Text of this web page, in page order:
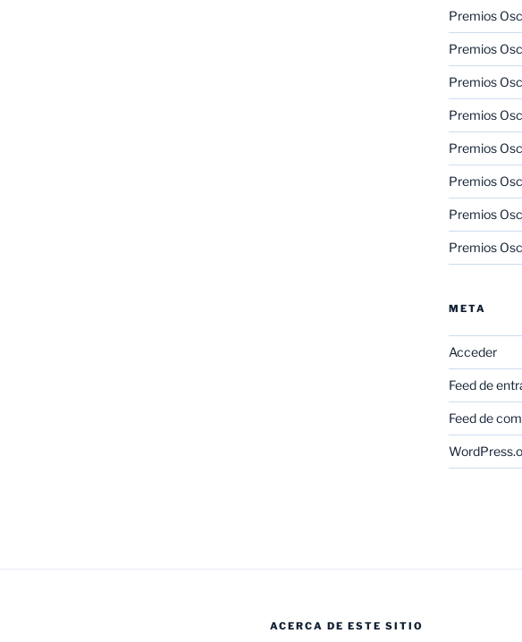
Premios
Premios
Premios
Premios
Premios
Premios
Premios
Premios
META
Acceder
Feed de
Feed de
ACERCA DE ESTE SITIO